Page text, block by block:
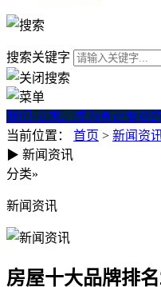
搜索关键字
我们·立志。成为真正专业
当前位置： 首页 > 新闻资
房屋十大品
▶ 新闻资讯
分类»
新闻资讯
房屋十大品牌排